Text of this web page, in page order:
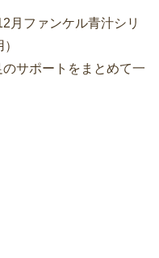
月ファンケル青汁シリ
サポートをまとめて一